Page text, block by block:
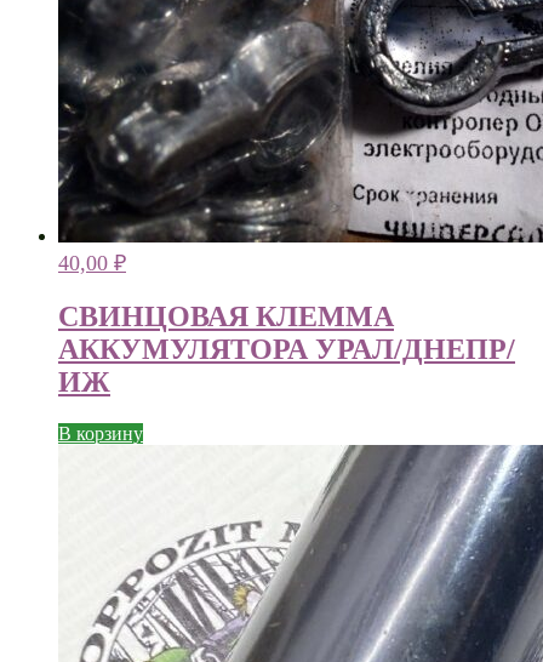
40,00 ₽
СВИНЦОВАЯ КЛЕММА
АККУМУЛЯТОРА УРАЛ/ДНЕПР/
ИЖ
В корзину